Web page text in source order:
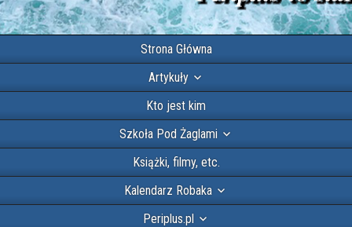
Strona Główna
Artykuły
Kto jest kim
Szkoła Pod Żaglami
Książki, filmy, etc.
Kalendarz Robaka
Periplus.pl